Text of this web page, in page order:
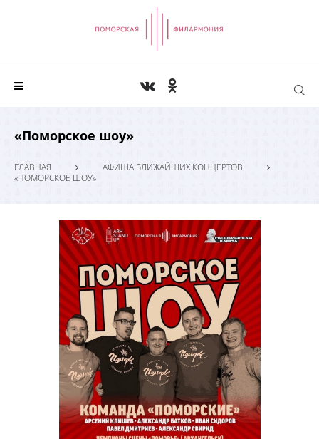
«Поморское шоу»
ГЛАВНАЯ
АФИША БЛИЖАЙШИХ КОНЦЕРТОВ
«ПОМОРСКОЕ ШОУ»